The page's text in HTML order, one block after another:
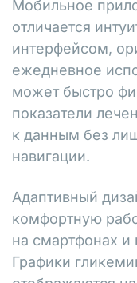
Мобильное
отличается
интерфейсом,
ежедневное
может быстро
показатели
к данным без
навигации.
Адаптивный
комфортную
на смартфонах и
Графики